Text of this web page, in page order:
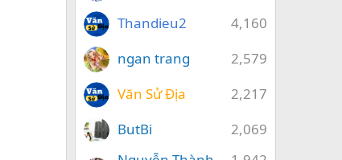
4,160
Thandieu2
2,579
ngan trang
2,217
Văn Sử Địa
2,069
ButBi